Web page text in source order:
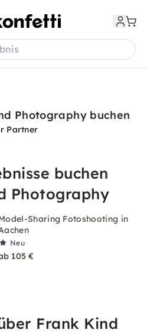
Photography buchen
Partner
buchen
Photography
Sharing Fotoshooting in
Neu
105 €
Frank Kind